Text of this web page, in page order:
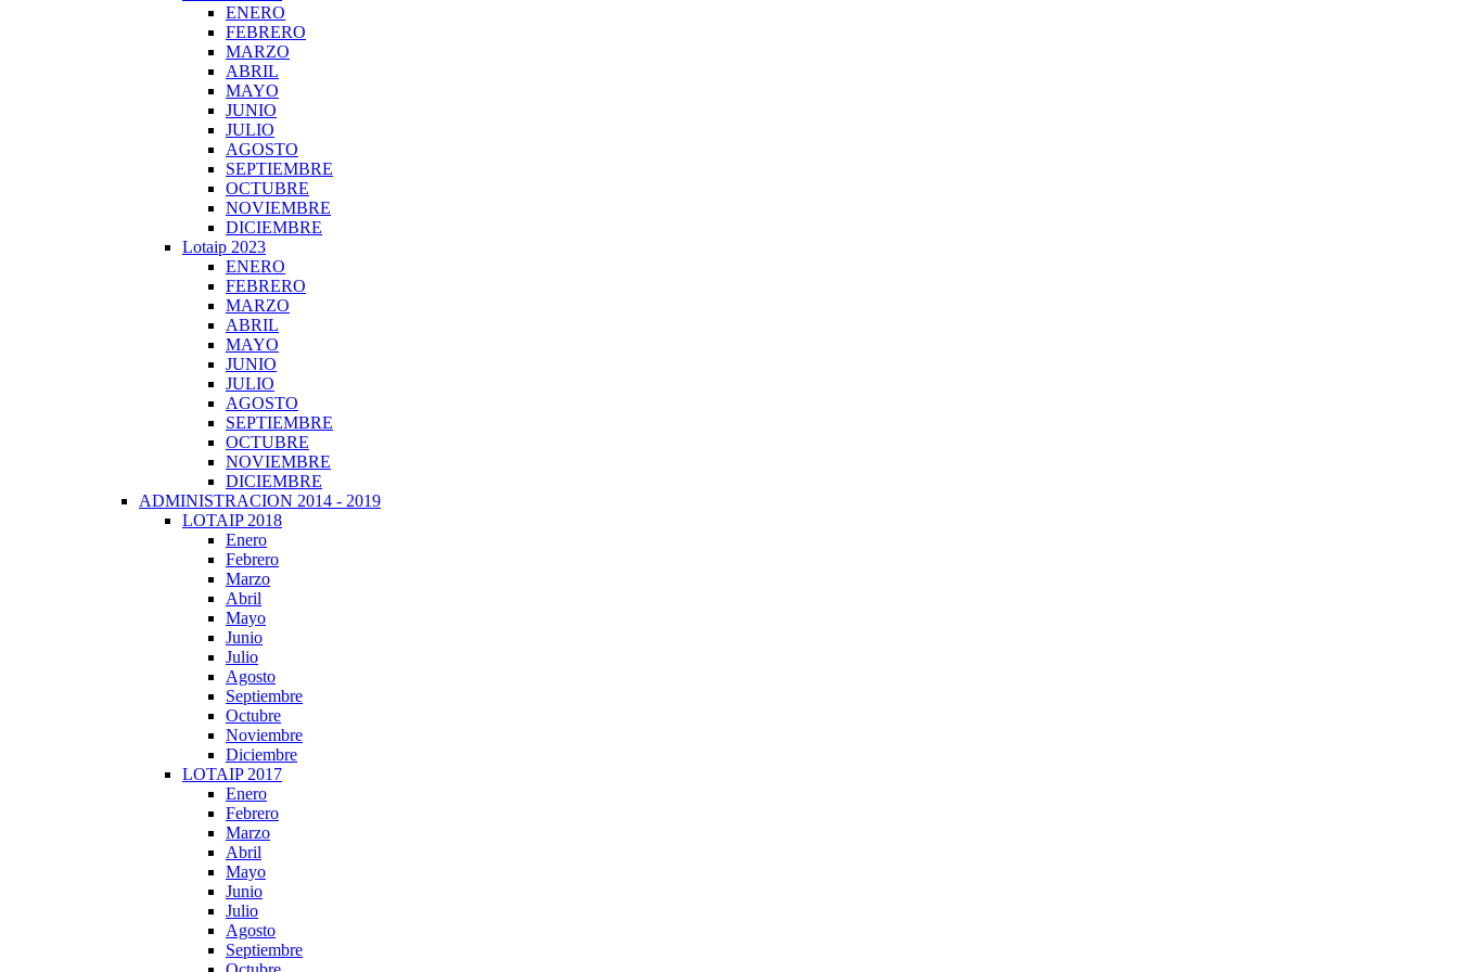
ENERO
FEBRERO
MARZO
ABRIL
MAYO
JUNIO
JULIO
AGOSTO
SEPTIEMBRE
OCTUBRE
NOVIEMBRE
DICIEMBRE
Lotaip 2023
ENERO
FEBRERO
MARZO
ABRIL
MAYO
JUNIO
JULIO
AGOSTO
SEPTIEMBRE
OCTUBRE
NOVIEMBRE
DICIEMBRE
ADMINISTRACION 2014 - 2019
LOTAIP 2018
Enero
Febrero
Marzo
Abril
Mayo
Junio
Julio
Agosto
Septiembre
Octubre
Noviembre
Diciembre
LOTAIP 2017
Enero
Febrero
Marzo
Abril
Mayo
Junio
Julio
Agosto
Septiembre